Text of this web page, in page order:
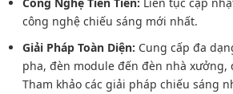
công nghệ chiếu sáng mới nhất.
Giải Pháp Toàn Diện: Cung cấp đa
pha, đèn module đến đèn nhà xưởng,
Tham khảo các giải pháp chiếu sáng